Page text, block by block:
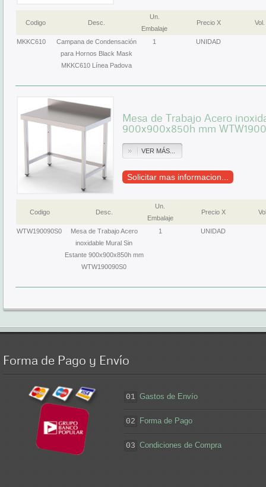
Codigo Desc.
Un.
Embalaje
Precio X Vol.
MKKC610
Campana de Condensación
para Hornos Black Mask
MKKC610 Línea Padova
1 UNIDAD
Mesa de Trabajo Acero
900x900x850h mm
VER MÁS...
Solicitar mas informacion...
Codigo Desc.
Un.
Embalaje
Precio X
WTW190090S0
Mesa de Trabajo Acero
inoxidable Mural Sin
Estante 900x900x850h mm
WTW190090S0
1 UNIDAD
Forma de Pago y Envío
01 Gastos de Envío
02 Forma de Pago
03 Condiciones de Compra